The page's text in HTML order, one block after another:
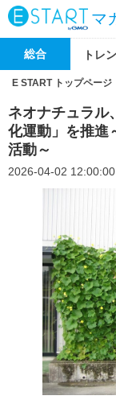
マ
総合 トレ
E START トップページ
ネオナチュラル
化運動」を推進
活動～
2026-04-02 12:00:00